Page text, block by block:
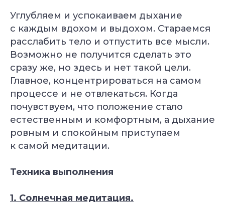
Углубляем и успокаиваем дыхание
с каждым вдохом и выдохом. Стараемся
расслабить тело и отпустить все мысли.
Возможно не получится сделать это
сразу же, но здесь и нет такой цели.
Главное, концентрироваться на самом
процессе и не отвлекаться. Когда
почувствуем, что положение стало
естественным и комфортным, а дыхание
ровным и спокойным приступаем
к самой медитации.
Техника выполнения
1. Солнечная медитация.